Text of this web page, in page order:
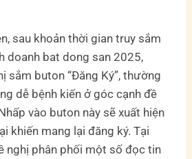
sau khoản thời gian truy sắm
doanh bat dong san 2025,
sắm buton “Đăng Ký”, thường
dễ bệnh kiến ở góc cạnh đề
vào buton này sẽ xuất hiện
khiến mang lại đăng ký. Tại
nghị phân phối một số đọc tin